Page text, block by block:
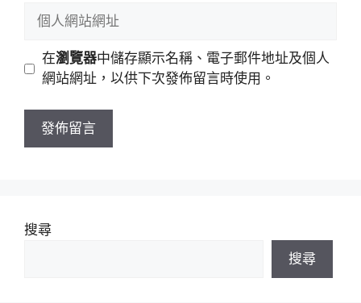
址
站
址
在瀏覽器中儲存顯示名稱、電子郵件地址及個人
網站網址，以供下次發佈留言時使用。
搜尋
搜尋